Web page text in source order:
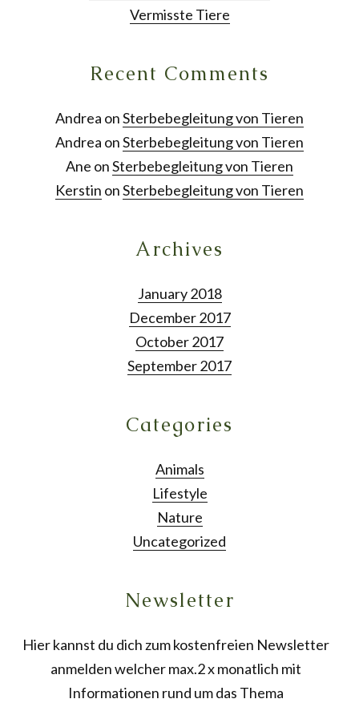
Vermisste Tiere
Recent Comments
Andrea onSterbebegleitung von Tieren
Andrea onSterbebegleitung von Tieren
Ane onSterbebegleitung von Tieren
Kerstin onSterbebegleitung von Tieren
Archives
January 2018
December 2017
October 2017
September 2017
Categories
Animals
Lifestyle
Nature
Uncategorized
Newsletter
Hier kannst du dich zum kostenfreien Newsletter
anmelden welcher max.2 x monatlich mit
Informationen rund um das Thema